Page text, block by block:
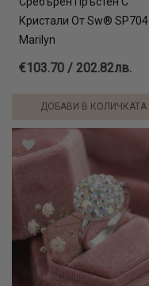
Кристали От Sw® SP704
Marilyn
€103.70 / 202.82лв.
ДОБАВИ В КОЛИЧКАТА